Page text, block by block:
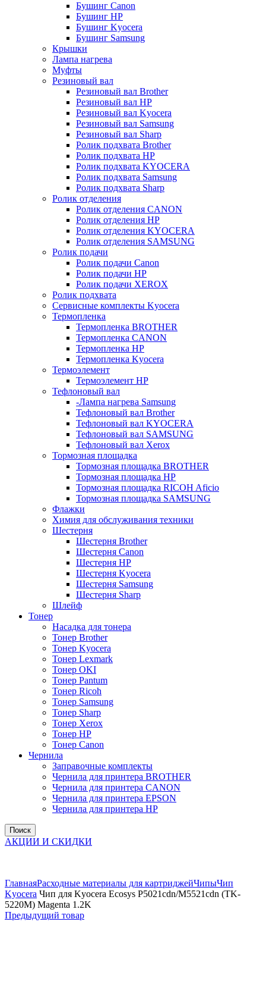
Бушинг Canon
Бушинг HP
Бушинг Kyocera
Бушинг Samsung
Крышки
Лампа нагрева
Муфты
Резиновый вал
Резиновый вал Brother
Резиновый вал HP
Резиновый вал Kyocera
Резиновый вал Samsung
Резиновый вал Sharp
Ролик подхвата Brother
Ролик подхвата HP
Ролик подхвата KYOCERA
Ролик подхвата Samsung
Ролик подхвата Sharp
Ролик отделения
Ролик отделения CANON
Ролик отделения HP
Ролик отделения KYOCERA
Ролик отделения SAMSUNG
Ролик подачи
Ролик подачи Canon
Ролик подачи HP
Ролик подачи XEROX
Ролик подхвата
Сервисные комплекты Kyocera
Термопленка
Термопленка BROTHER
Термопленка CANON
Термопленка HP
Термопленка Kyocera
Термоэлемент
Термоэлемент НР
Тефлоновый вал
-Лампа нагрева Samsung
Тефлоновый вал Brother
Тефлоновый вал KYOCERA
Тефлоновый вал SAMSUNG
Тефлоновый вал Xerox
Тормозная площадка
Тормозная площадка BROTHER
Тормозная площадка HP
Тормозная площадка RICOH Aficio
Тормозная площадка SAMSUNG
Флажки
Химия для обслуживания техники
Шестерня
Шестерня Brother
Шестерня Canon
Шестерня HP
Шестерня Kyocera
Шестерня Samsung
Шестерня Sharp
Шлейф
Тонер
Насадка для тонера
Тонер Brother
Тонер Kyocera
Тонер Lexmark
Тонер OKI
Тонер Pantum
Тонер Ricoh
Тонер Samsung
Тонер Sharp
Тонер Xerox
Тонер НР
Тонер Саnon
Чернила
Заправочные комплекты
Чернила для принтера BROTHER
Чернила для принтера CANON
Чернила для принтера EPSON
Чернила для принтера HP
Поиск
АКЦИИ И СКИДКИ
ГлавнаяРасходные материалы для картриджейЧипыЧип
Kyocera Чип для Kyocera Ecosys P5021cdn/M5521cdn (TK-
5220M) Magenta 1.2K
Предыдущий товар